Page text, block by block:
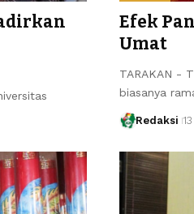
Efek
Umat
TARAKAN -
biasanya
Redaksi